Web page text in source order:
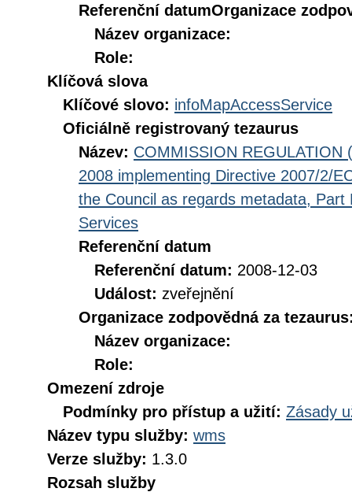
Referenční datumOrganizace
Název organizace:
Role:
Klíčová slova
Klíčové slovo: infoMapAccessService
Oficiálně registrovaný tezaurus
Název: COMMISSION REGULATION
2008 implementing Directive 2007/2/
the Council as regards metadata,
Services
Referenční datum
Referenční datum: 2008-12-03
Událost: zveřejnění
Organizace zodpovědná za
Název organizace:
Role:
Omezení zdroje
Podmínky pro přístup a užití: Zásady
Název typu služby: wms
Verze služby: 1.3.0
Rozsah služby